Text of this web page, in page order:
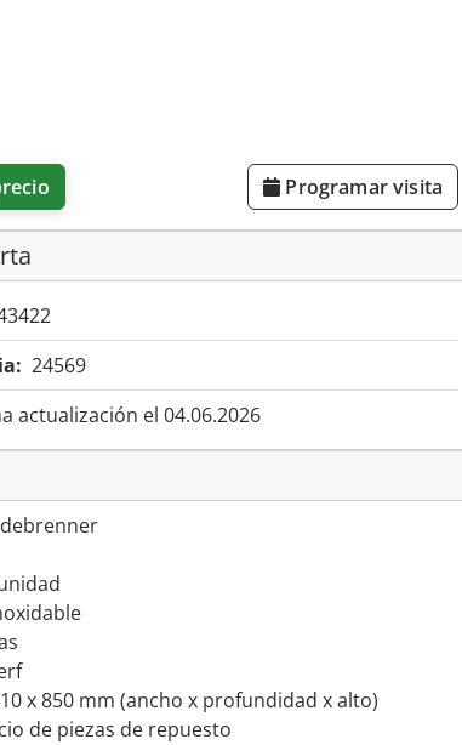
Programar visita
24569
actualización el 04.06.2026
x 850 mm (ancho x profundidad x alto)
de piezas de repuesto